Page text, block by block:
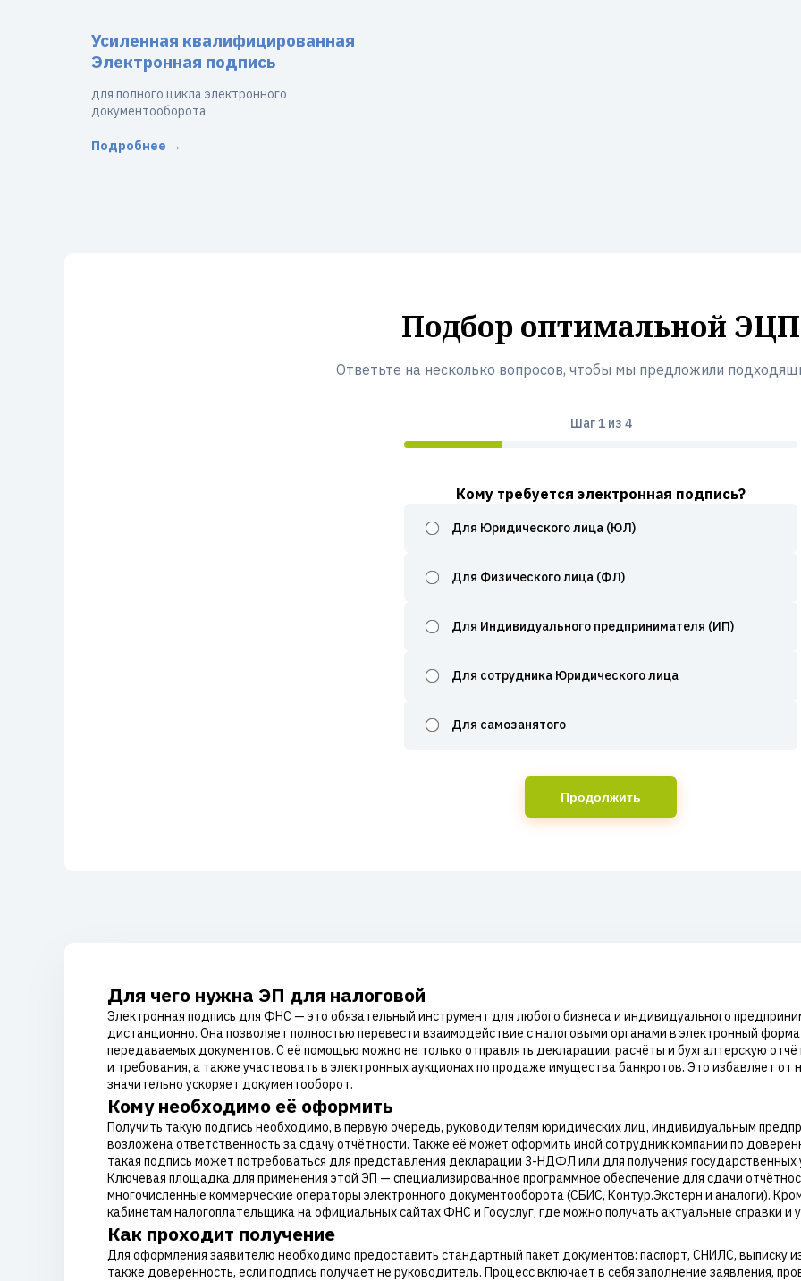
Усиленная квалифицированная
Электронная подпись
для полного цикла электронного
документооборота
Подробнее →
Подбор оптимальной ЭЦП
Ответьте на несколько вопросов, чтобы мы предложили
Шаг1из 4
Кому требуется электронная подпись?
Для Юридического лица (ЮЛ)
Для Физического лица (ФЛ)
Для Индивидуального предпринимателя (ИП)
Для сотрудника Юридического лица
Для самозанятого
Продолжить
Для чего нужна ЭП для налоговой
Электронная подпись для ФНС — это обязательный инструмент для любого бизнеса и индивидуального
дистанционно. Она позволяет полностью перевести взаимодействие с налоговыми органами в электронный
передаваемых документов. С её помощью можно не только отправлять декларации, расчёты и бухгалтерскую
и требования, а также участвовать в электронных аукционах по продаже имущества банкротов. Это избавляет
значительно ускоряет документооборот.
Кому необходимо её оформить
Получить такую подпись необходимо, в первую очередь, руководителям юридических лиц, индивидуальным
возложена ответственность за сдачу отчётности. Также её может оформить иной сотрудник компании по
такая подпись может потребоваться для представления декларации 3-НДФЛ или для получения государственных
Ключевая площадка для применения этой ЭП — специализированное программное обеспечение для сдачи
многочисленные коммерческие операторы электронного документооборота (СБИС, Контур.Экстерн и аналоги).
кабинетам налогоплательщика на официальных сайтах ФНС и Госуслуг, где можно получать актуальные справки и
Как проходит получение
Для оформления заявителю необходимо предоставить стандартный пакет документов: паспорт, СНИЛС, выписку
также доверенность, если подпись получает не руководитель. Процесс включает в себя заполнение заявления,